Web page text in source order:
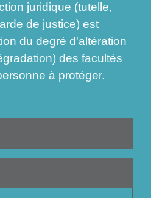
juridique (tutelle,
de justice) est
du degré d'altération
des facultés
à protéger.